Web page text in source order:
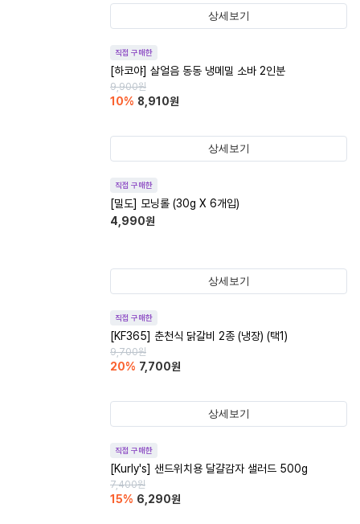
상세보기
직접 구매한
[하코야] 살얼음 동동 냉메밀 소바 2인분
9,900원
10% 8,910원
상세보기
직접 구매한
[밀도] 모닝롤 (30g X 6개입)
4,990원
상세보기
직접 구매한
[KF365] 춘천식 닭갈비 2종 (냉장) (택1)
9,700원
20% 7,700원
상세보기
직접 구매한
[Kurly's] 샌드위치용 달걀감자 샐러드 500g
7,400원
15% 6,290원